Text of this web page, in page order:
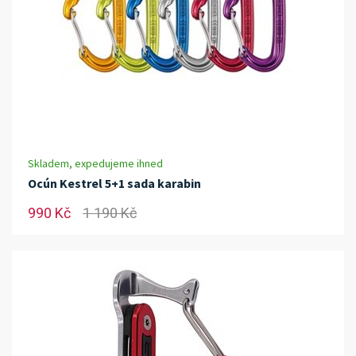
Skladem, expedujeme ihned
Ocún Kestrel 5+1 sada karabin
990 Kč 1 190 Kč